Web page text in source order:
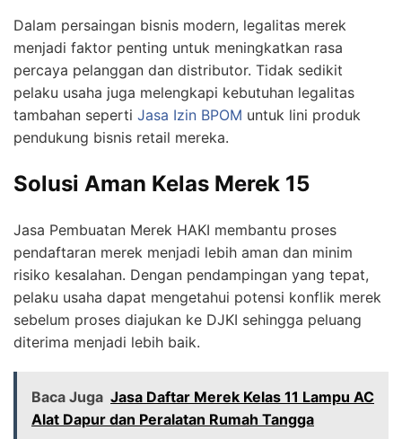
Dalam persaingan bisnis modern, legalitas merek
menjadi faktor penting untuk meningkatkan rasa
percaya pelanggan dan distributor. Tidak sedikit
pelaku usaha juga melengkapi kebutuhan legalitas
tambahan seperti Jasa Izin BPOM untuk lini produk
pendukung bisnis retail mereka.
Solusi Aman Kelas Merek 15
Jasa Pembuatan Merek HAKI membantu proses
pendaftaran merek menjadi lebih aman dan minim
risiko kesalahan. Dengan pendampingan yang tepat,
pelaku usaha dapat mengetahui potensi konflik merek
sebelum proses diajukan ke DJKI sehingga peluang
diterima menjadi lebih baik.
Baca Juga Jasa Daftar Merek Kelas 11 Lampu AC
Alat Dapur dan Peralatan Rumah Tangga